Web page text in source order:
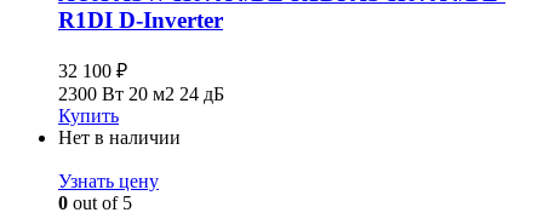
R1DI D-Inverter
32 100 ₽
2300 Вт 20 м2 24 дБ
Купить
Нет в наличии
Узнать цену
0 out of 5